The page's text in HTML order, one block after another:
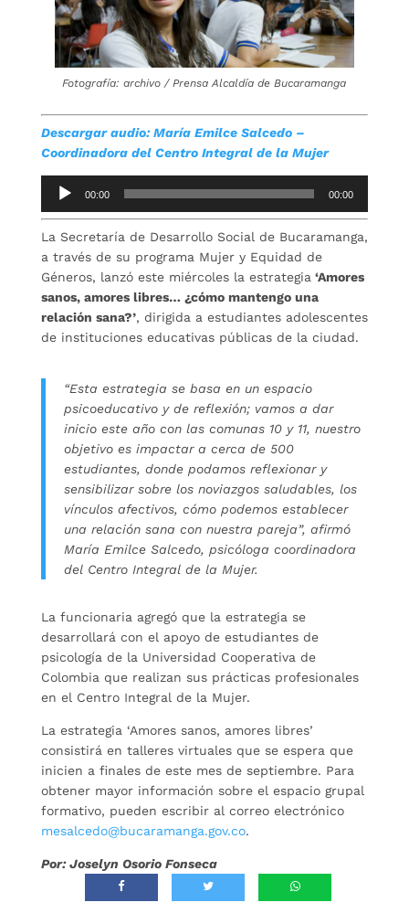
Fotografía: archivo / Prensa Alcaldía de Bucaramanga
Descargar audio: María Emilce Salcedo –
Coordinadora del Centro Integral de la Mujer
Reproductor
audio
00:00 00:00
La Secretaría de Desarrollo Social de Bucaramanga,
a través de su programa Mujer y Equidad de
Géneros, lanzó este miércoles la estrategia ‘Amores
sanos, amores libres… ¿cómo mantengo una
relación sana?’, dirigida a estudiantes adolescentes
de instituciones educativas públicas de la ciudad.
“Esta estrategia se basa en un espacio
psicoeducativo y de reflexión; vamos a dar
inicio este año con las comunas 10 y 11, nuestro
objetivo es impactar a cerca de 500
estudiantes, donde podamos reflexionar y
sensibilizar sobre los noviazgos saludables, los
vínculos afectivos, cómo podemos establecer
una relación sana con nuestra pareja”, afirmó
María Emilce Salcedo, psicóloga coordinadora
del Centro Integral de la Mujer.
La funcionaria agregó que la estrategia se
desarrollará con el apoyo de estudiantes de
psicología de la Universidad Cooperativa de
Colombia que realizan sus prácticas profesionales
en el Centro Integral de la Mujer.
La estrategia ‘Amores sanos, amores libres’
consistirá en talleres virtuales que se espera que
inicien a finales de este mes de septiembre. Para
obtener mayor información sobre el espacio grupal
formativo, pueden escribir al correo electrónico
mesalcedo@bucaramanga.gov.co.
Por: Joselyn Osorio Fonseca